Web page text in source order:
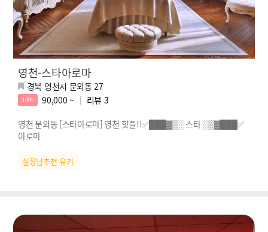
영천-스타아로마
경북 영천시 문외동 27
10% 90,000 ~ 리뷰 3
영천 문외동 [스타아로마] 영천 핫플!!✅███▓▒░ 스타 ░▒▓███✅
아로마
실장님추천 유키